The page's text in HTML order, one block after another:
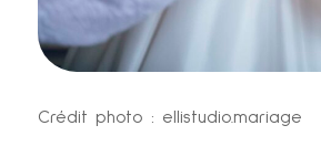
Crédit photo : ellistudio.mariage